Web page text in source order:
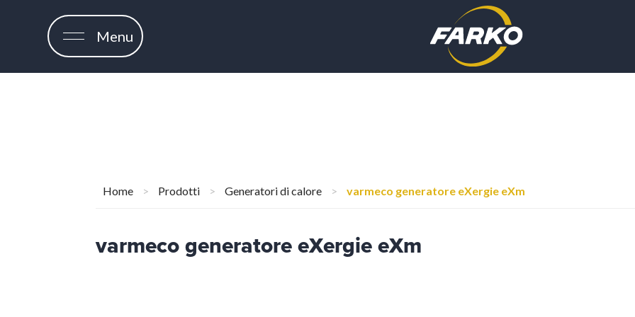
Menu
Home > Prodotti > Generatori di calore > varmeco generatore eXergie eXm
varmeco generatore eXergie eXm